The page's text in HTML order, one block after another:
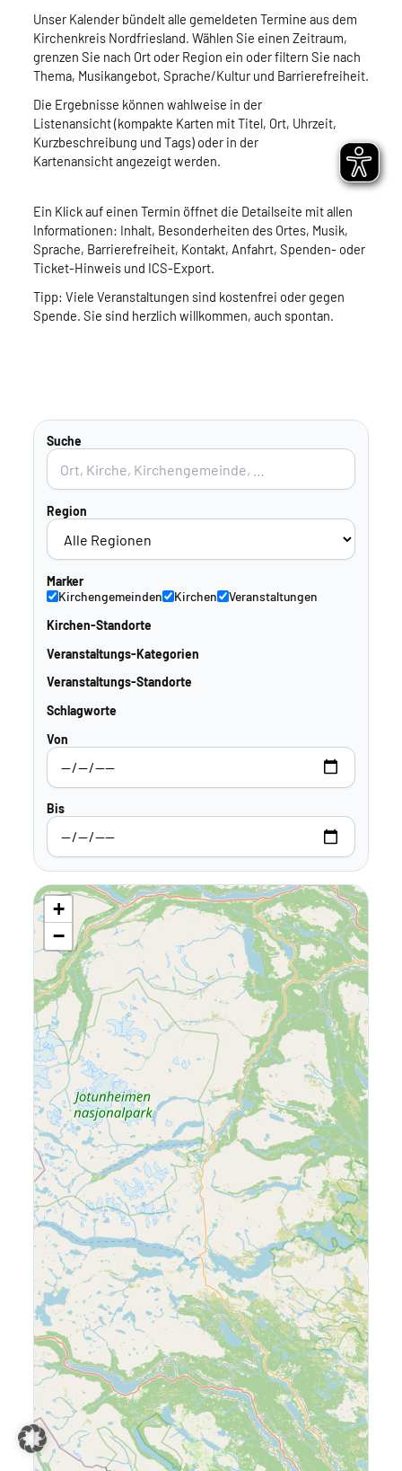
Unser Kalender bündelt alle gemeldeten Termine aus dem
Kirchenkreis Nordfriesland. Wählen Sie einen Zeitraum,
grenzen Sie nach Ort oder Region ein oder filtern Sie nach
Thema, Musikangebot, Sprache/Kultur und Barrierefreiheit.
Die Ergebnisse können wahlweise in der
Listenansicht (kompakte Karten mit Titel, Ort, Uhrzeit,
Kurzbeschreibung und Tags) oder in der
Kartenansicht angezeigt werden.
Ein Klick auf einen Termin öffnet die Detailseite mit allen
Informationen: Inhalt, Besonderheiten des Ortes, Musik,
Sprache, Barrierefreiheit, Kontakt, Anfahrt, Spenden- oder
Ticket-Hinweis und ICS-Export.
Tipp: Viele Veranstaltungen sind kostenfrei oder gegen
Spende. Sie sind herzlich willkommen, auch spontan.
Suche
Region
Marker
Kirchengemeinden
Kirchen
Veranstaltungen
Kirchen-Standorte
Veranstaltungs-Kategorien
Veranstaltungs-Standorte
Schlagworte
Von
Bis
+
−